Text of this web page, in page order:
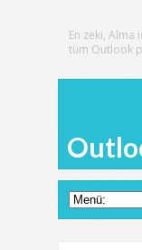
En zeki, Alma
tüm Outlook